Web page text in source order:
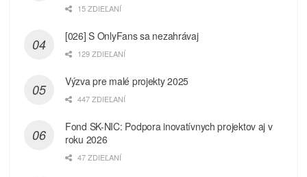
15 ZDIEĽANÍ
[026] S OnlyFans sa nezahrávaj
129 ZDIEĽANÍ
Výzva pre malé projekty 2025
447 ZDIEĽANÍ
Fond SK-NIC: Podpora inovatívnych projektov aj v
roku 2026
47 ZDIEĽANÍ